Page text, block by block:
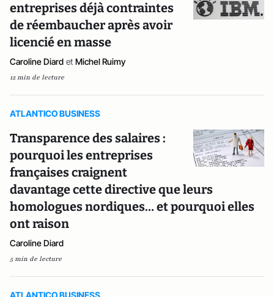
entreprises déjà contraintes
de réembaucher après avoir
licencié en masse
Caroline Diard et Michel Ruimy
12 min de lecture
ATLANTICO BUSINESS
Transparence des salaires :
pourquoi les entreprises
françaises craignent
davantage cette directive que leurs
homologues nordiques… et pourquoi elles
ont raison
Caroline Diard
5 min de lecture
ATLANTICO BUSINESS